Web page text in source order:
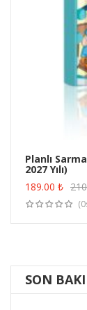
Planlı
2027 Yılı)
189.00 ₺
SON